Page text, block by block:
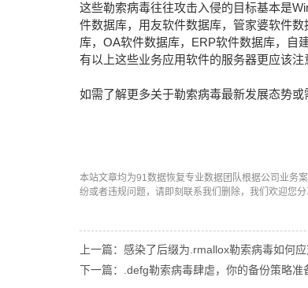
这些勒索病毒往往攻击入侵的目标基本是
件数据库，用友软件数据库，管家婆软件
库，OA软件数据库，ERP软件数据库，自
有以上这些业务应用软件的服务器更应该注
如需了解更多关于勒索病毒最新发展态势
本站文章均为91数据恢复专业数据团队根据公司业务
纷或者违规问题，请即刻联系我们删除，我们欢迎您
上一篇：感染了后缀为.rmallox勒索病毒如何
下一篇：.defg勒索病毒肆虐，你的备份策略准